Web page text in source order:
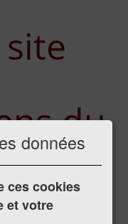
données
ces cookies
et votre
du